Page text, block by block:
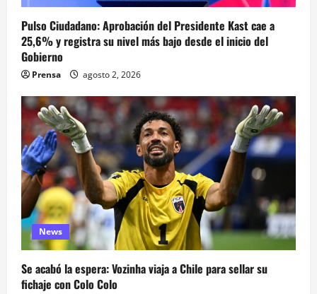
Pulso Ciudadano: Aprobación del Presidente Kast cae a
25,6% y registra su nivel más bajo desde el inicio del
Gobierno
Prensa agosto 2, 2026
News
Se acabó la espera: Vozinha viaja a Chile para sellar su
fichaje con Colo Colo